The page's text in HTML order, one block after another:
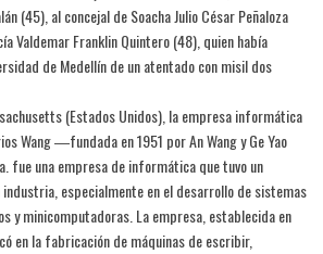
(45), al concejal de Soacha Julio César Peñaloza
Valdemar Franklin Quintero (48), quien había
de Medellín de un atentado con misil dos
(Estados Unidos), la empresa informática
Wang ―fundada en 1951 por An Wang y Ge Yao
fue una empresa de informática que tuvo un
especialmente en el desarrollo de sistemas
y minicomputadoras. La empresa, establecida en
en la fabricación de máquinas de escribir,